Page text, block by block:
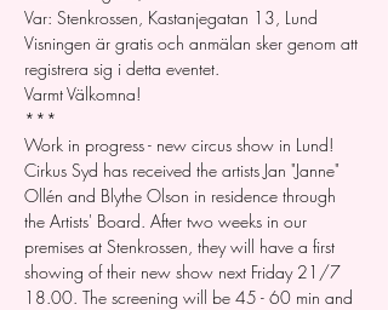
Var: Stenkrossen, Kastanjegatan 13, Lund
Visningen är gratis och anmälan sker genom att
registrera sig i detta eventet.
Varmt Välkomna!
***
Work in progress - new circus show in Lund!
Cirkus Syd has received the artists Jan "Janne"
Ollén and Blythe Olson in residence through
the Artists' Board. After two weeks in our
premises at Stenkrossen, they will have a first
showing of their new show next Friday 21/7
18.00. The screening will be 45 - 60 min and